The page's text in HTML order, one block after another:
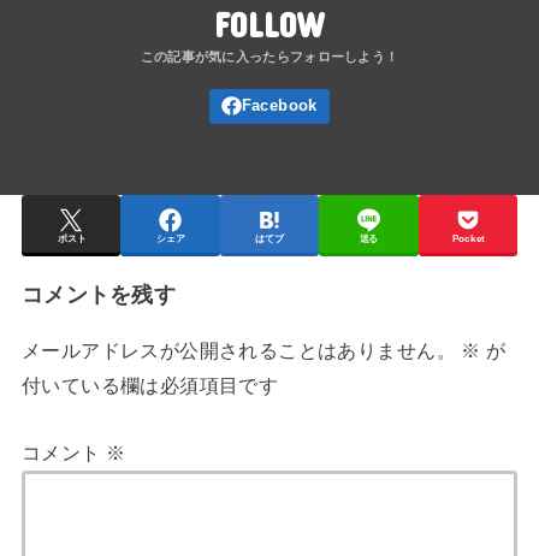
FOLLOW
ポスト シェア はてブ 送る Pocket
コメントを残す
メールアドレスが公開されることはありません。 ※ が
付いている欄は必須項目です
コメント ※